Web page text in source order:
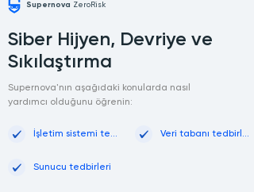
Supernova ZeroRisk
Siber Hijyen, Devriye ve
Sıkılaştırma
Supernova'nın aşağıdaki konularda nasıl
yardımcı olduğunu öğrenin:
İşletim sistemi tedbirleri Veri tabanı tedbirleri
Sunucu tedbirleri